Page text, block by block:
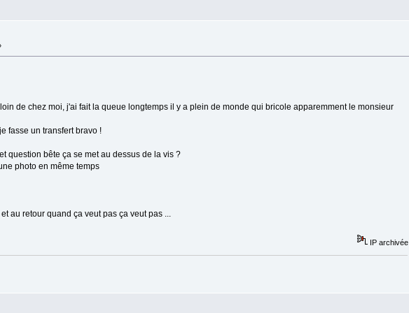
de chez moi, j'ai fait la queue longtemps il y a plein de monde qui bricole apparemment le monsieur
fasse un transfert bravo !
question bête ça se met au dessus de la vis ?
photo en même temps
au retour quand ça veut pas ça veut pas ...
IP archivée